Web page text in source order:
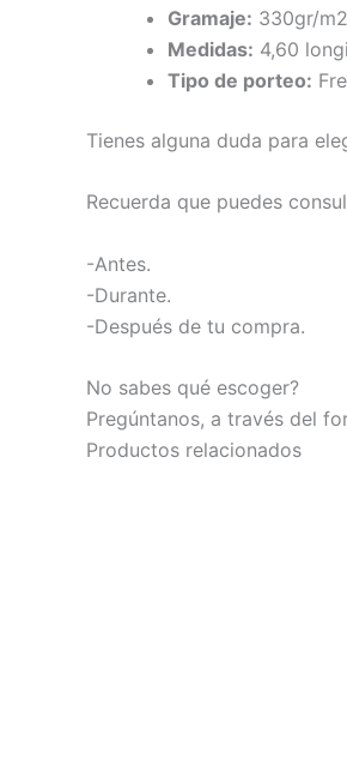
Gramaje: 330gr/m2
Medidas: 4,60
Tipo de porteo:
Tienes alguna duda para
Recuerda que puedes
-Antes.
-Durante.
-Después de tu compra.
No sabes qué escoger?
Pregúntanos, a través del
Productos relacionados